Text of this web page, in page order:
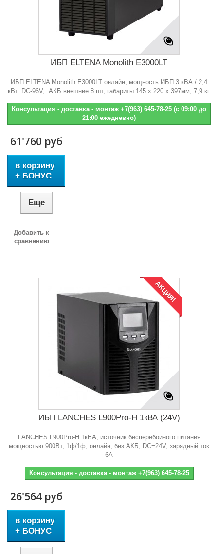
ИБП ELTENA Monolith E3000LT
ИБП ELTENA Monolith E3000LT онлайн, мощность ИБП 3 кВА / 2,4
кВт. DC-96V, АКБ внешние 8 шт, габариты 145 x 220 х 397мм, 7,9 кг.
Консультация - доставка - монтаж +7(963) 645-78-25 (с 09:00 до
21:00 ежедневно)
61'760 руб
в корзину
+ БОНУС
Еще
Добавить к
сравнению
АКЦИЯ!
ИБП LANCHES L900Pro-H 1кВА (24V)
LANCHES L900Pro-H 1кВА, источник бесперебойного питания
мощностью 900Вт, 1ф/1ф, онлайн, без АКБ, DC=24V, зарядный ток
6А
Консультация - доставка - монтаж +7(963) 645-78-25
26'564 руб
в корзину
+ БОНУС